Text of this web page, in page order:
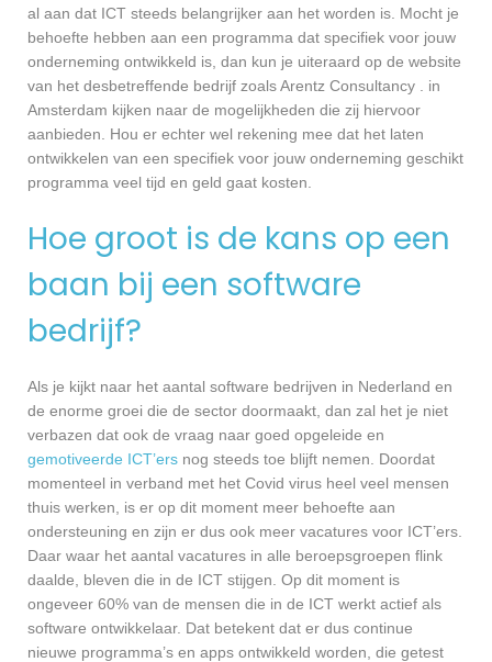
al aan dat ICT steeds belangrijker aan het worden is. Mocht je
behoefte hebben aan een programma dat specifiek voor jouw
onderneming ontwikkeld is, dan kun je uiteraard op de website
van het desbetreffende bedrijf zoals Arentz Consultancy . in
Amsterdam kijken naar de mogelijkheden die zij hiervoor
aanbieden. Hou er echter wel rekening mee dat het laten
ontwikkelen van een specifiek voor jouw onderneming geschikt
programma veel tijd en geld gaat kosten.
Hoe groot is de kans op een
baan bij een software
bedrijf?
Als je kijkt naar het aantal software bedrijven in Nederland en
de enorme groei die de sector doormaakt, dan zal het je niet
verbazen dat ook de vraag naar goed opgeleide en
gemotiveerde ICT’ers nog steeds toe blijft nemen. Doordat
momenteel in verband met het Covid virus heel veel mensen
thuis werken, is er op dit moment meer behoefte aan
ondersteuning en zijn er dus ook meer vacatures voor ICT’ers.
Daar waar het aantal vacatures in alle beroepsgroepen flink
daalde, bleven die in de ICT stijgen. Op dit moment is
ongeveer 60% van de mensen die in de ICT werkt actief als
software ontwikkelaar. Dat betekent dat er dus continue
nieuwe programma’s en apps ontwikkeld worden, die getest